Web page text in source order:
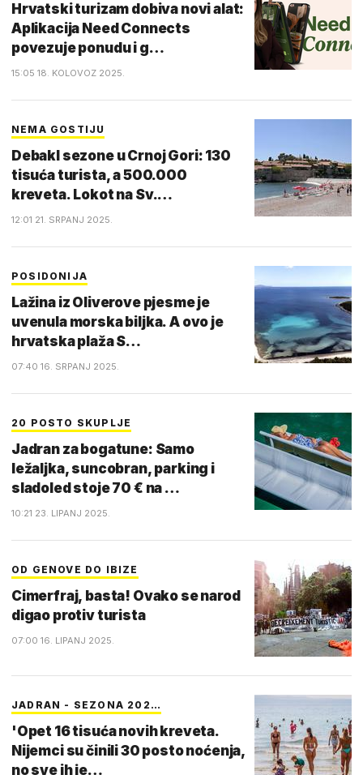
Hrvatski turizam dobiva novi alat:
Aplikacija Need Connects
povezuje ponudu i g…
15:05 18. KOLOVOZ 2025.
NEMA GOSTIJU
Debakl sezone u Crnoj Gori: 130
tisuća turista, a 500.000
kreveta. Lokot na Sv.…
12:01 21. SRPANJ 2025.
POSIDONIJA
Lažina iz Oliverove pjesme je
uvenula morska biljka. A ovo je
hrvatska plaža S…
07:40 16. SRPANJ 2025.
20 POSTO SKUPLJE
Jadran za bogatune: Samo
ležaljka, suncobran, parking i
sladoled stoje 70 € na …
10:21 23. LIPANJ 2025.
OD GENOVE DO IBIZE
Cimerfraj, basta! Ovako se narod
digao protiv turista
07:00 16. LIPANJ 2025.
JADRAN - SEZONA 202…
'Opet 16 tisuća novih kreveta.
Nijemci su činili 30 posto noćenja,
no sve ih je…